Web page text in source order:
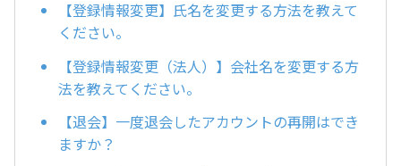
【登録情報変更】氏名を変更する方法を教えて
ください。
【登録情報変更（法人）】会社名を変更する方
法を教えてください。
【退会】一度退会したアカウントの再開はでき
ますか？